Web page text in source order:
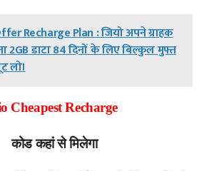
Recharge Plan : जियो अपने ग्राहक
2GB डाटा 84 दिनों के लिए बिल्कुल मुफ्त
लो।
Cheapest Recharge
कोड कहां से मिलेगा